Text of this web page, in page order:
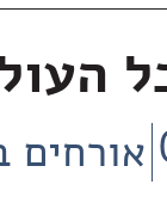
אורחים